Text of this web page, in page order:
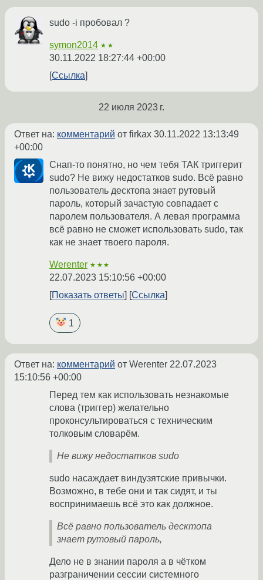
sudo -i пробовал ?
symon2014 ★★
30.11.2022 18:27:44 +00:00
Ссылка
22 июля 2023 г.
Ответ на: комментарий от firkax 30.11.2022 13:13:49
+00:00
Снап-то понятно, но чем тебя ТАК триггерит
sudo? Не вижу недостатков sudo. Всё равно
пользователь десктопа знает рутовый
пароль, который зачастую совпадает с
паролем пользователя. А левая программа
всё равно не сможет использовать sudo, так
как не знает твоего пароля.
Werenter ★★★
22.07.2023 15:10:56 +00:00
Показать ответы
Ссылка
1
Ответ на: комментарий от Werenter 22.07.2023
15:10:56 +00:00
Перед тем как использовать незнакомые
слова (триггер) желательно
проконсультироваться с техническим
толковым словарём.
Не вижу недостатков sudo
sudo насаждает виндузятские привычки.
Возможно, в тебе они и так сидят, и ты
воспринимаешь всё это как должное.
Всё равно пользователь десктопа
знает рутовый пароль,
Дело не в знании пароля а в чётком
разграничении сессии системного